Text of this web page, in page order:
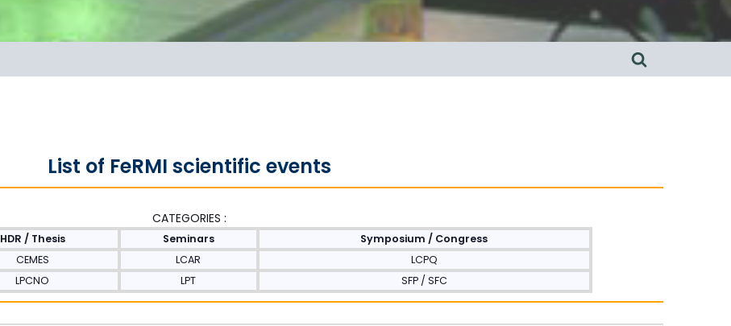
List of FeRMI scientific events
CATEGORIES :
HDR / Thesis Seminars
Symposium / Congress
CEMES LCAR
LCPQ
LPCNO LPT SFP / SFC